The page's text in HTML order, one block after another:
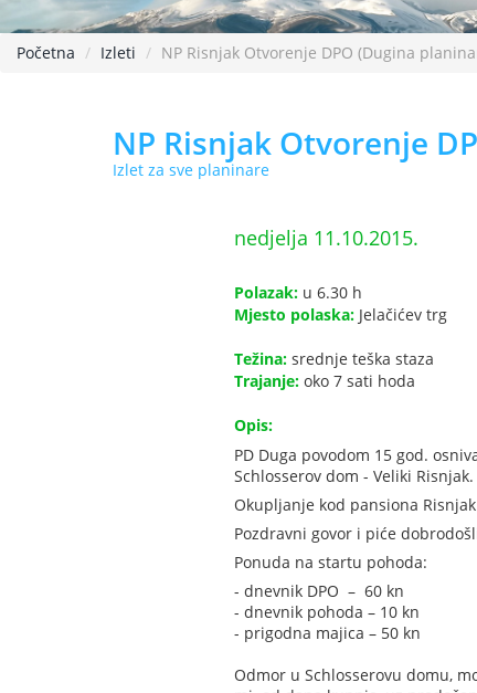
Početna Izleti NP Risnjak Otvorenje DPO (Dugina
NP Risnjak Otvorenje
Izlet za sve planinare
nedjelja 11.10.2015.
Polazak: u 6.30 h
Mjesto polaska: Jelačićev trg
Težina: srednje teška staza
Trajanje: oko 7 sati hoda
Opis:
PD Duga povodom 15 god.
Schlosserov dom - Veliki Risnjak.
Okupljanje kod pansiona
Pozdravni govor i piće
Ponuda na startu pohoda:
- dnevnik DPO – 60 kn
- dnevnik pohoda – 10 kn
- prigodna majica – 50 kn
Odmor u Schlosserovu domu,